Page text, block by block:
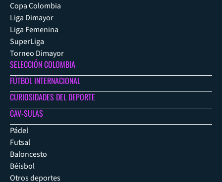
Copa Colombia
Liga Dimayor
Liga Femenina
SuperLiga
Torneo Dimayor
SELECCIÓN COLOMBIA
FÚTBOL INTERNACIONAL
CURIOSIDADES DEL DEPORTE
CAV-SULAS
Pádel
Futsal
Baloncesto
Béisbol
Otros deportes